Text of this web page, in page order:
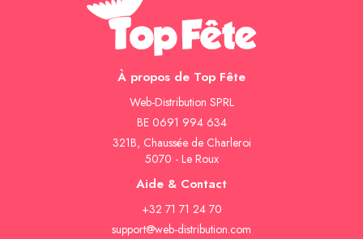
À propos de Top Fête
Web-Distribution SPRL
BE 0691 994 634
321B, Chaussée de Charleroi
5070 - Le Roux
Aide & Contact
+32 71 71 24 70
support@web-distribution.com